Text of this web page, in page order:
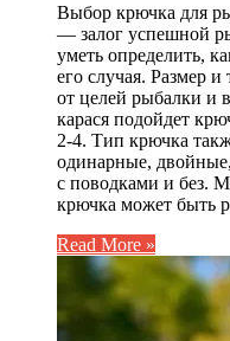
Выбор крючка для
— залог успешной
уметь определить,
его случая. Размер
от целей рыбалки и
карася подойдет
2-4. Тип крючка
одинарные,
с поводками и без.
крючка может быть
Read More »